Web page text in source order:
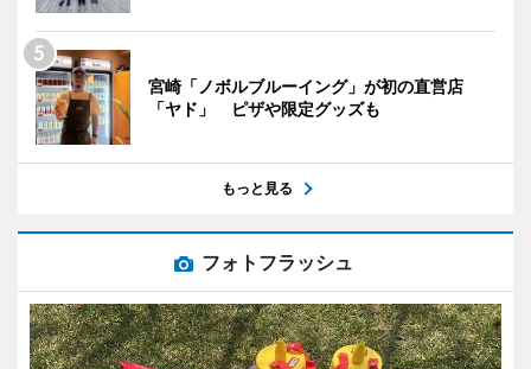
宮崎「ノボルブルーイング」が初の直営店
「ヤド」 ピザや限定グッズも
もっと見る
フォトフラッシュ